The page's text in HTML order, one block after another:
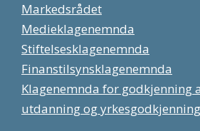
Markedsrådet
Medieklagenemnda
Stiftelsesklagenemnda
Finanstilsynsklagenemnda
Klagenemnda for godkjenning
utdanning og yrkesgodkjenning